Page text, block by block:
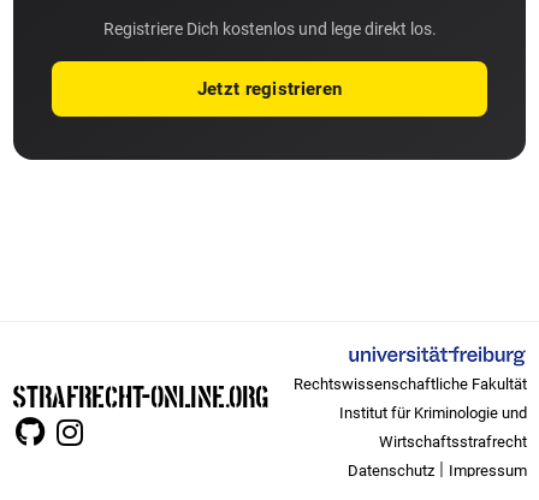
Registriere Dich kostenlos und lege direkt los.
Jetzt registrieren
STRAFRECHT-ONLINE.ORG
Rechtswissenschaftliche Fakultät
Institut für Kriminologie und
Wirtschaftsstrafrecht
Datenschutz | Impressum